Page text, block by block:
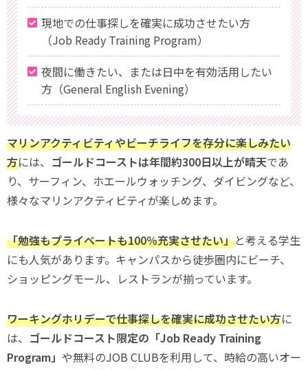
現地での仕事探しを確実に成功させたい方
（Job Ready Training Program）
夜間に働きたい、または日中を有効活用したい
方（General English Evening）
マリンアクティビティやビーチライフを存分に楽しみたい
方には、 ゴールドコーストは年間約300日以上が晴天であ
り、サーフィン、ホエールウォッチング、ダイビングなど、
様々なマリンアクティビティが楽しめます。
「勉強もプライベートも100％充実させたい」と考える学生
にも人気があります。キャンパスから徒歩圏内にビーチ、
ショッピングモール、レストランが揃っています。
ワーキングホリデーで仕事探しを確実に成功させたい方に
は、 ゴールドコースト限定の「Job Ready Training
Program」 や無料のJOB CLUBを利用して、時給の高いオー